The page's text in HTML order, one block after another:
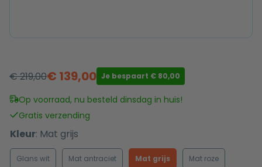
€219,00
Oorspronkelijke
prijs
was:
€ 219,00.
€ 139,00
Huidige
prijs
is:
€ 139,00.
Je bespaart € 80,00
Op voorraad, nu besteld dinsdag in huis!
Gratis verzending
Kleur: Mat grijs
Glans wit Mat antraciet Mat grijs Mat roze